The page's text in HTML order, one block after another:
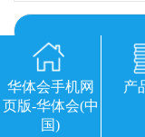
华体会手机网
页版-华体会(中
国)
产